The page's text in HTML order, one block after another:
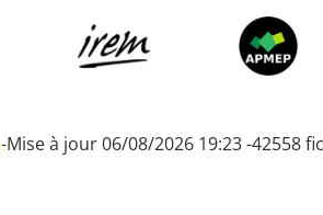
-Mise à jour 06/08/2026 19:23 -42558